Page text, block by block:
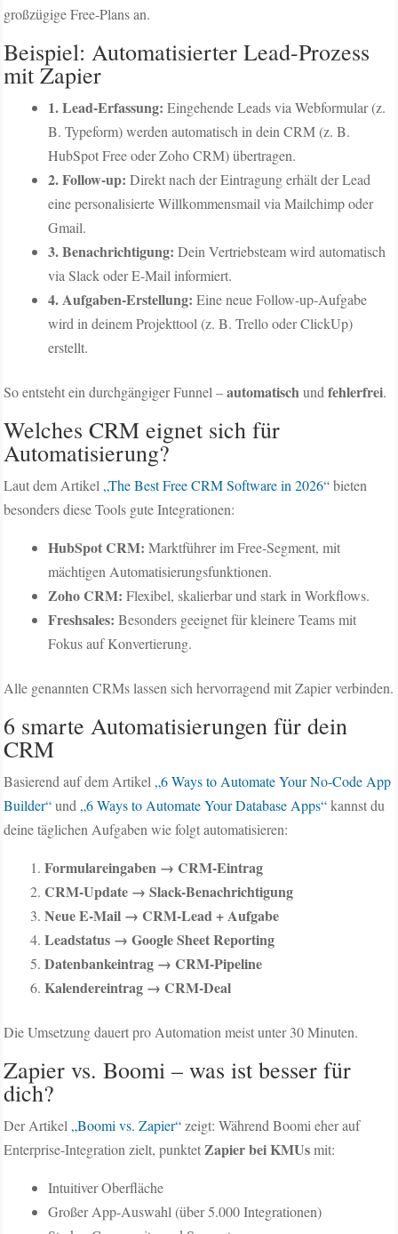
großzügige Free-Plans an.
Beispiel: Automatisierter Lead-Prozess
mit Zapier
1. Lead-Erfassung: Eingehende Leads via Webformular (z.
B. Typeform) werden automatisch in dein CRM (z. B.
HubSpot Free oder Zoho CRM) übertragen.
2. Follow-up: Direkt nach der Eintragung erhält der Lead
eine personalisierte Willkommensmail via Mailchimp oder
Gmail.
3. Benachrichtigung: Dein Vertriebsteam wird automatisch
via Slack oder E-Mail informiert.
4. Aufgaben-Erstellung: Eine neue Follow-up-Aufgabe
wird in deinem Projekttool (z. B. Trello oder ClickUp)
erstellt.
So entsteht ein durchgängiger Funnel –automatischundfehlerfrei.
Welches CRM eignet sich für
Automatisierung?
Laut dem Artikel „The Best Free CRM Software in 2026“bieten
besonders diese Tools gute Integrationen:
HubSpot CRM: Marktführer im Free-Segment, mit
mächtigen Automatisierungsfunktionen.
Zoho CRM: Flexibel, skalierbar und stark in Workflows.
Freshsales: Besonders geeignet für kleinere Teams mit
Fokus auf Konvertierung.
Alle genannten CRMs lassen sich hervorragend mit Zapier verbinden.
6 smarte Automatisierungen für dein
CRM
Basierend auf dem Artikel „6 Ways to Automate Your No-Code App
Builder“und „6 Ways to Automate Your Database Apps“kannst du
deine täglichen Aufgaben wie folgt automatisieren:
Formulareingaben → CRM-Eintrag
CRM-Update → Slack-Benachrichtigung
Neue E-Mail → CRM-Lead + Aufgabe
Leadstatus → Google Sheet Reporting
Datenbankeintrag → CRM-Pipeline
Kalendereintrag → CRM-Deal
Die Umsetzung dauert pro Automation meist unter 30 Minuten.
Zapier vs. Boomi – was ist besser für
dich?
Der Artikel „Boomi vs. Zapier“ zeigt: Während Boomi eher auf
Enterprise-Integration zielt, punktet Zapier bei KMUsmit:
Intuitiver Oberfläche
Großer App-Auswahl (über 5.000 Integrationen)